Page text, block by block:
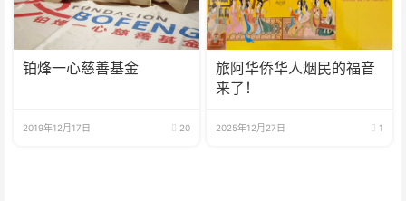
铂烽一心慈善基金
2019年12月17日 20
旅阿华侨华人烟民的福音
来了！
2025年12月27日 1